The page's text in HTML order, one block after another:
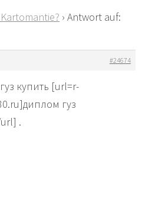
› Antwort auf:
#24674
купить [url=r-
гуз
.